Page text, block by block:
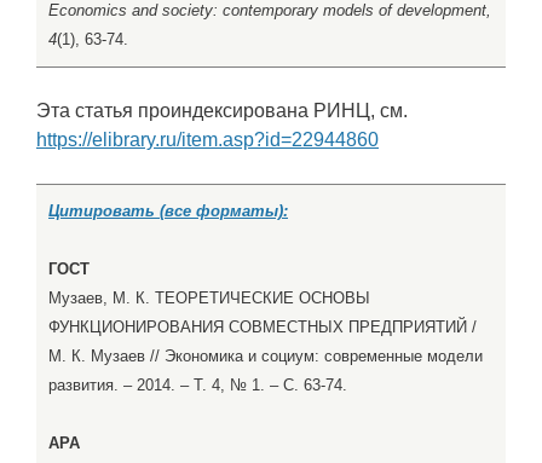
Economics and society: contemporary models of development,
4(1), 63-74.
Эта статья проиндексирована РИНЦ, см.
https://elibrary.ru/item.asp?id=22944860
Цитировать (все форматы):
ГОСТ
Музаев, М. К. ТЕОРЕТИЧЕСКИЕ ОСНОВЫ
ФУНКЦИОНИРОВАНИЯ СОВМЕСТНЫХ ПРЕДПРИЯТИЙ /
М. К. Музаев // Экономика и социум: современные модели
развития. – 2014. – Т. 4, № 1. – С. 63-74.
APA